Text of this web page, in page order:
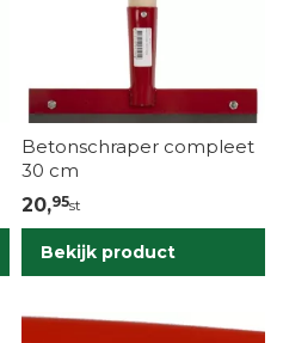
Betonschraper compleet
30 cm
20,95st
Bekijk product